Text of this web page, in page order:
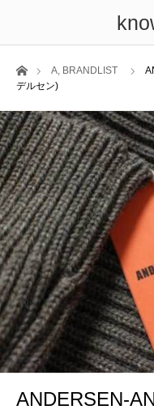
ホームA, BRANDLIST
デルセン)
ANDERSEN-